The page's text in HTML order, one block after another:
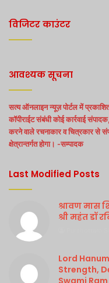
विजिटर काउंटर
आवश्यक सूचना
सत्य ऑनलाइन न्यूज़ पोर्टल में
कॉपीराईट संबंधी कोई कार्रवाई
करने वाले रचनाकार व चित्रकार से
क्षेत्रान्तर्गत होगा। -सम्पादक
Last Modified Posts
श्रावण मास
श्री महंत डॉ
Lord
Strength,
Swami